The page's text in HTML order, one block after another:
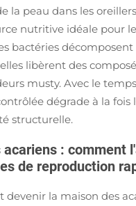
la peau dans les
nutritive idéale pour
bactéries
libèrent des
musty. Avec le
dégrade à la fois
structurelle.
: comment
de reproduction
devenir la maison des